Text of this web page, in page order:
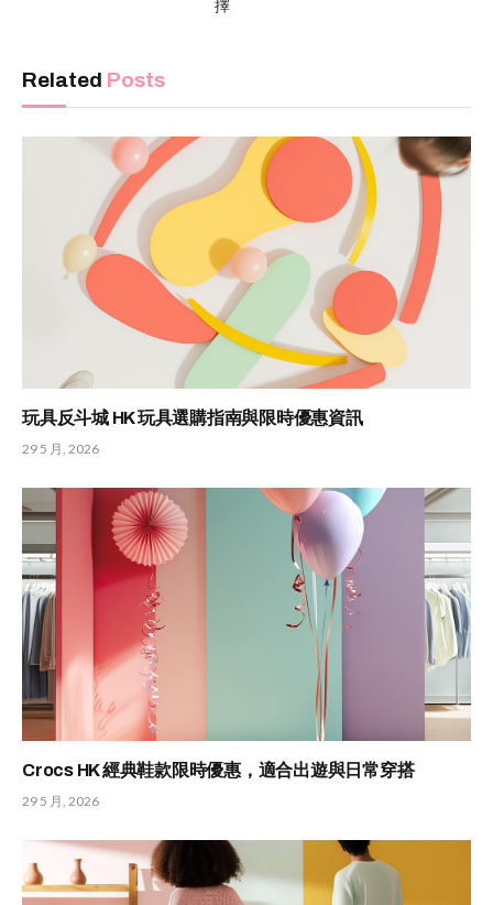
擇
Related Posts
玩具反斗城 HK 玩具選購指南與限時優惠資訊
29 5 月, 2026
Crocs HK 經典鞋款限時優惠，適合出遊與日常穿搭
29 5 月, 2026